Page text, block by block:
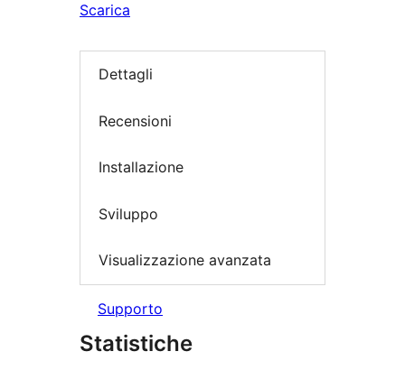
Scarica
Dettagli
Recensioni
Installazione
Sviluppo
Visualizzazione avanzata
Supporto
Statistiche